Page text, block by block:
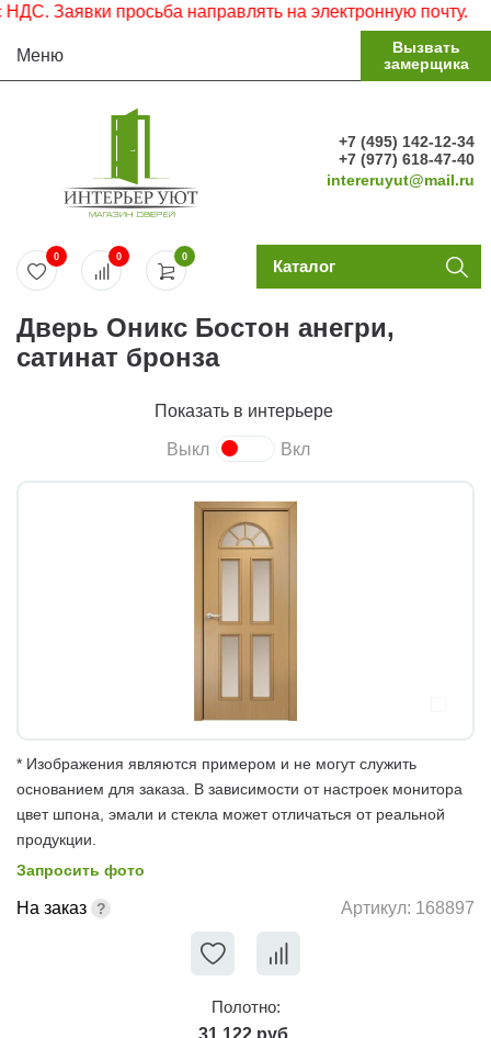
Заявки просьба направлять на электронную почту.
Меню
Вызвать
замерщика
+7 (495) 142-12-34
+7 (977) 618-47-40
intereruyut@mail.ru
0
0 0 Каталог
Дверь Оникс Бостон анегри,
сатинат бронза
Показать в интерьере
Выкл Вкл
* Изображения являются примером и не могут служить
основанием для заказа. В зависимости от настроек монитора
цвет шпона, эмали и стекла может отличаться от реальной
продукции.
Запросить фото
На заказ Артикул: 168897
Полотно:
31 122 руб